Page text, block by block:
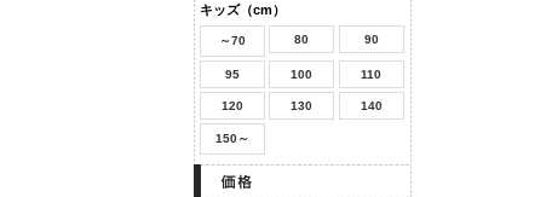
キッズ（cm）
～70 80 90
95 100 110
120 130 140
150～